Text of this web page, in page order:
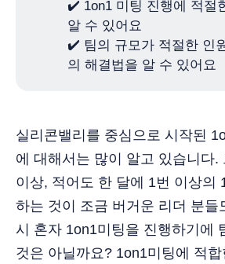
✔️ 1on1 미팅 진행에 적절
알 수 있어요
✔️ 팀의 규모가 적절한 인
의 해결법을 알 수 있어요
실리콘밸리를 중심으로 시작된
에 대해서는 많이 알고 있습니다.
이상, 적어도 한 달에 1번 이상의
하는 것이 조금 버거운 리더 분들
시 혼자 1on1미팅을 진행하기에
것은 아닐까요? 1on1미팅에 적